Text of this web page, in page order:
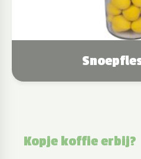
Kopje koffie erbij?